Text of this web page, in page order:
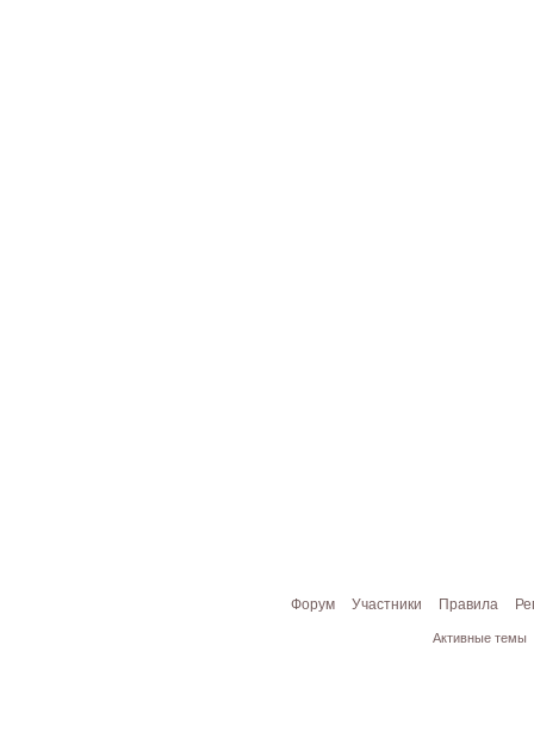
Форум Участники Правила
Активные темы